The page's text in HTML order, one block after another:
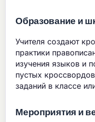
Образование и
Учителя создают
практики
изучения языков и
пустых
заданий в классе
Мероприятия и